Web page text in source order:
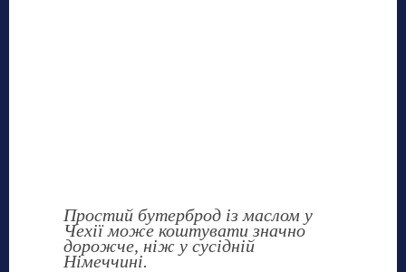
Простий бутерброд із маслом у
Чехії може коштувати значно
дорожче, ніж у сусідній
Німеччині.